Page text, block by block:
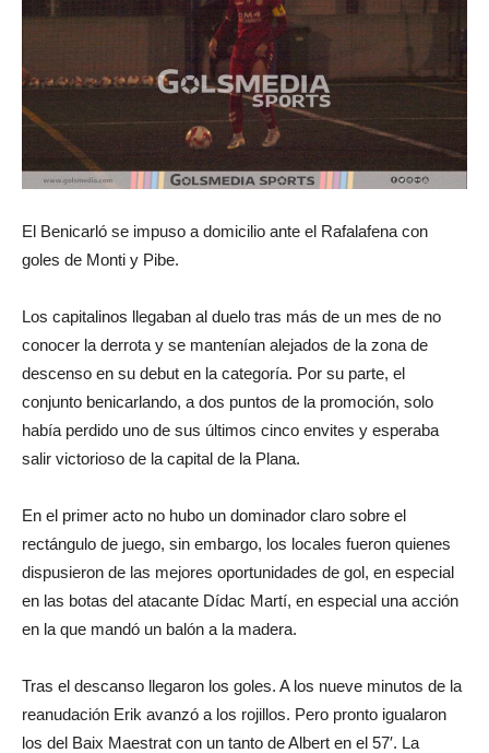
El Benicarló se impuso a domicilio ante el Rafalafena con
goles de Monti y Pibe.
Los capitalinos llegaban al duelo tras más de un mes de no
conocer la derrota y se mantenían alejados de la zona de
descenso en su debut en la categoría. Por su parte, el
conjunto benicarlando, a dos puntos de la promoción, solo
había perdido uno de sus últimos cinco envites y esperaba
salir victorioso de la capital de la Plana.
En el primer acto no hubo un dominador claro sobre el
rectángulo de juego, sin embargo, los locales fueron quienes
dispusieron de las mejores oportunidades de gol, en especial
en las botas del atacante Dídac Martí, en especial una acción
en la que mandó un balón a la madera.
Tras el descanso llegaron los goles. A los nueve minutos de la
reanudación Erik avanzó a los rojillos. Pero pronto igualaron
los del Baix Maestrat con un tanto de Albert en el 57′. La